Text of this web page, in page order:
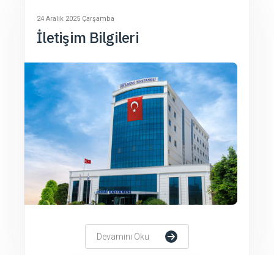
24 Aralık 2025 Çarşamba
İletişim Bilgileri
Devamını Oku